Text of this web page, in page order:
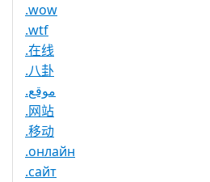
.wow
.wtf
.在线
.八卦
.موقع
.网站
.移动
.онлайн
.сайт